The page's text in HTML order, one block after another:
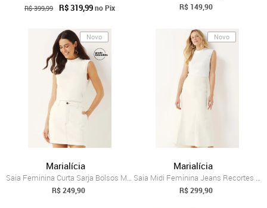
R$ 399,99 R$ 319,99no Pix R$ 149,90
Novo
Marialícia
Saia Feminina Curta Sarja Bolsos Marialícia Bege
R$ 249,90
Novo
Marialícia
Saia Midi Feminina Jeans Recortes Marialícia Bege
R$ 299,90